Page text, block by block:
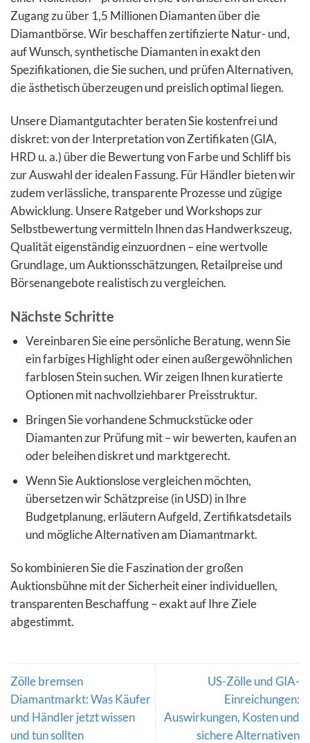
Zugang zu über 1,5 Millionen Diamanten über die
Diamantbörse. Wir beschaffen zertifizierte Natur- und,
auf Wunsch, synthetische Diamanten in exakt den
Spezifikationen, die Sie suchen, und prüfen Alternativen,
die ästhetisch überzeugen und preislich optimal liegen.
Unsere Diamantgutachter beraten Sie kostenfrei und
diskret: von der Interpretation von Zertifikaten (GIA,
HRD u. a.) über die Bewertung von Farbe und Schliff bis
zur Auswahl der idealen Fassung. Für Händler bieten wir
zudem verlässliche, transparente Prozesse und zügige
Abwicklung. Unsere Ratgeber und Workshops zur
Selbstbewertung vermitteln Ihnen das Handwerkszeug,
Qualität eigenständig einzuordnen – eine wertvolle
Grundlage, um Auktionsschätzungen, Retailpreise und
Börsenangebote realistisch zu vergleichen.
Nächste Schritte
Vereinbaren Sie eine persönliche Beratung, wenn Sie
ein farbiges Highlight oder einen außergewöhnlichen
farblosen Stein suchen. Wir zeigen Ihnen kuratierte
Optionen mit nachvollziehbarer Preisstruktur.
Bringen Sie vorhandene Schmuckstücke oder
Diamanten zur Prüfung mit – wir bewerten, kaufen an
oder beleihen diskret und marktgerecht.
Wenn Sie Auktionslose vergleichen möchten,
übersetzen wir Schätzpreise (in USD) in Ihre
Budgetplanung, erläutern Aufgeld, Zertifikatsdetails
und mögliche Alternativen am Diamantmarkt.
So kombinieren Sie die Faszination der großen
Auktionsbühne mit der Sicherheit einer individuellen,
transparenten Beschaffung – exakt auf Ihre Ziele
abgestimmt.
Zölle bremsen
Diamantmarkt: Was Käufer
und Händler jetzt wissen
und tun sollten
US-Zölle und GIA-
Einreichungen:
Auswirkungen, Kosten und
sichere Alternativen